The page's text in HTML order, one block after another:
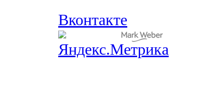
Вконтакте